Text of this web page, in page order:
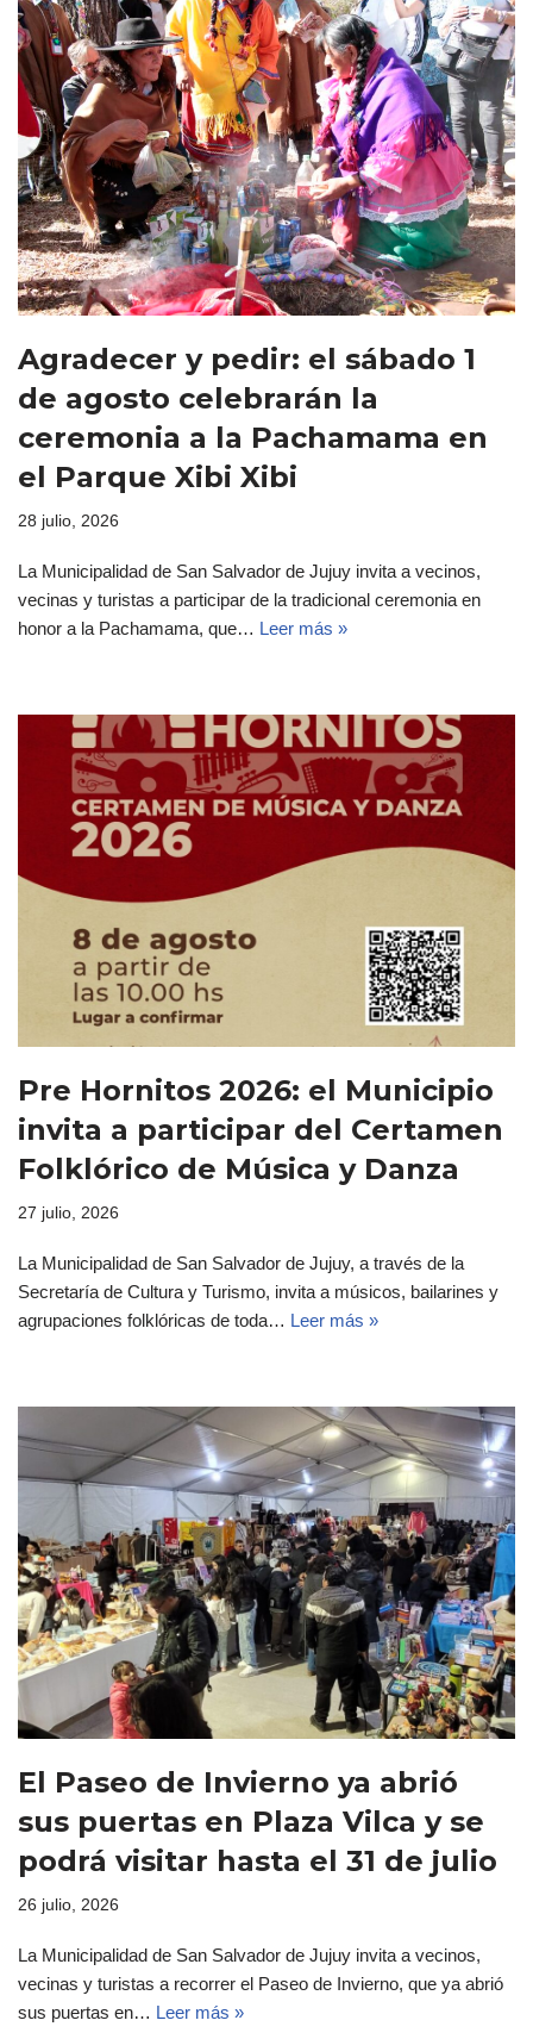
Agradecer y pedir: el sábado 1
de agosto celebrarán la
ceremonia a la Pachamama en
el Parque Xibi Xibi
28 julio, 2026
La Municipalidad de San Salvador de Jujuy invita a vecinos,
vecinas y turistas a participar de la tradicional ceremonia en
honor a la Pachamama, que… Leer más »
Pre Hornitos 2026: el Municipio
invita a participar del Certamen
Folklórico de Música y Danza
27 julio, 2026
La Municipalidad de San Salvador de Jujuy, a través de la
Secretaría de Cultura y Turismo, invita a músicos, bailarines y
agrupaciones folklóricas de toda… Leer más »
El Paseo de Invierno ya abrió
sus puertas en Plaza Vilca y se
podrá visitar hasta el 31 de julio
26 julio, 2026
La Municipalidad de San Salvador de Jujuy invita a vecinos,
vecinas y turistas a recorrer el Paseo de Invierno, que ya abrió
sus puertas en… Leer más »